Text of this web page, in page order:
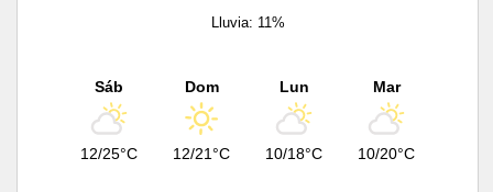
Lluvia: 11%
Sáb
12/25°C
Dom
12/21°C
Lun
10/18°C
Mar
10/20°C